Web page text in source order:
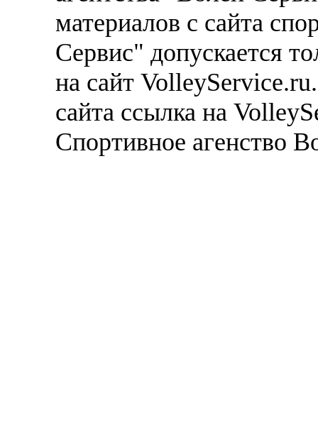
материалов с сайта
Сервис" допускается
на сайт
сайта ссылка на
Спортивное агенство